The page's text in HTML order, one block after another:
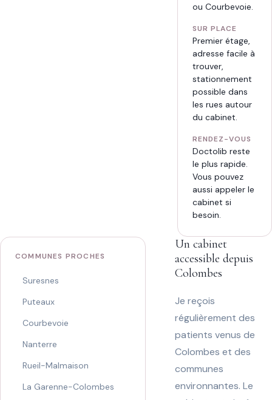
ou Courbevoie.
SUR PLACE
Premier étage,
adresse facile à
trouver,
stationnement
possible dans
les rues autour
du cabinet.
RENDEZ-VOUS
Doctolib reste
le plus rapide.
Vous pouvez
aussi appeler le
cabinet si
besoin.
COMMUNES PROCHES
Suresnes
Puteaux
Courbevoie
Nanterre
Rueil-Malmaison
La Garenne-Colombes
Un cabinet
accessible depuis
Colombes
Je reçois
régulièrement des
patients venus de
Colombes et des
communes
environnantes. Le